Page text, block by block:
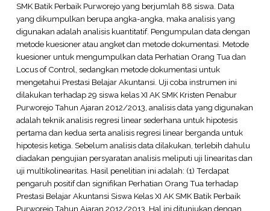
SMK Batik Perbaik Purworejo yang berjumlah 88 siswa. Data
yang dikumpulkan berupa angka-angka, maka analisis yang
digunakan adalah analisis kuantitatif. Pengumpulan data dengan
metode kuesioner atau angket dan metode dokumentasi. Metode
kuesioner untuk mengumpulkan data Perhatian Orang Tua dan
Locus of Control, sedangkan metode dokumentasi untuk
mengetahui Prestasi Belajar Akuntansi. Uji coba instrumen ini
dilakukan terhadap 29 siswa kelas XI AK SMK Kristen Penabur
Purworejo Tahun Ajaran 2012/2013, analisis data yang digunakan
adalah teknik analisis regresi linear sederhana untuk hipotesis
pertama dan kedua serta analisis regresi linear berganda untuk
hipotesis ketiga. Sebelum analisis data dilakukan, terlebih dahulu
diadakan pengujian persyaratan analisis meliputi uji linearitas dan
uji multikolinearitas. Hasil penelitian ini adalah: (1) Terdapat
pengaruh positif dan signifikan Perhatian Orang Tua terhadap
Prestasi Belajar Akuntansi Siswa Kelas XI AK SMK Batik Perbaik
Purworejo Tahun Ajaran 2012/2013. Hal ini ditunjukan dengan